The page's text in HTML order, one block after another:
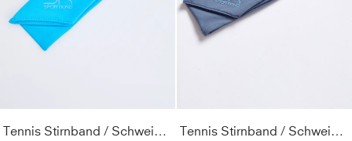
Tennis Stirnband / Schweißband, türkis Tennis Stirnband / Schweißband, grau blau